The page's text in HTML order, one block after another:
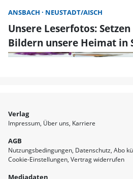
ANSBACH NEUSTADT/AISCH
Unsere Leserfotos:
Bildern unsere Heimat in
Verlag
Impressum Über uns Karriere
AGB
Nutzungsbedingungen Datenschutz Abo
Cookie-Einstellungen Vertrag widerrufen